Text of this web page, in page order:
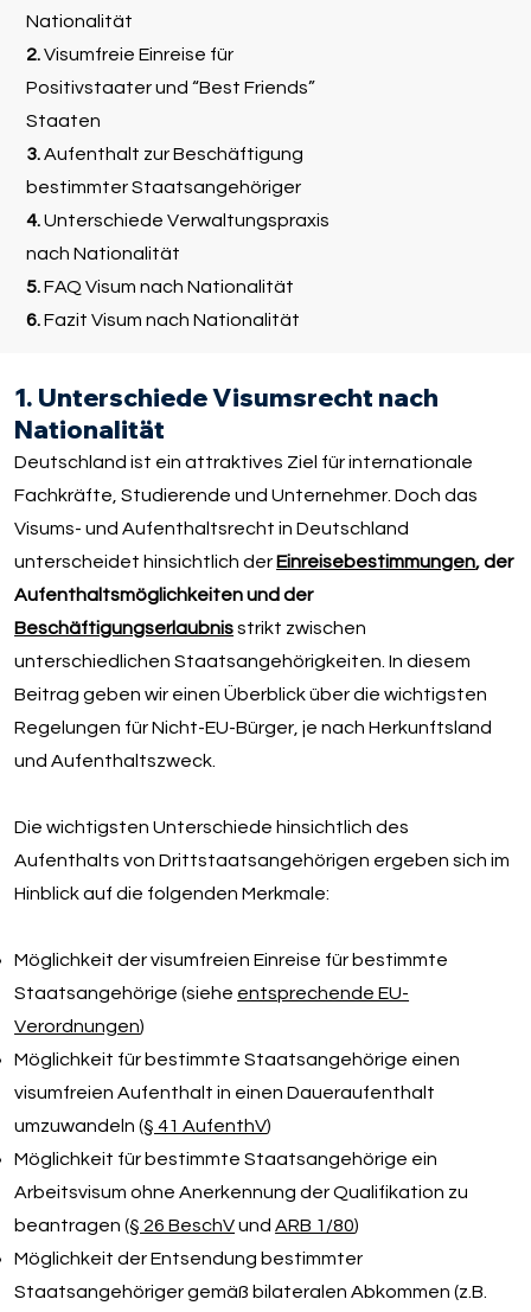
Nationalität
2.Visumfreie Einreise für
Positivstaater und “Best Friends”
Staaten
3.Aufenthalt zur Beschäftigung
bestimmter Staatsangehöriger
4.Unterschiede Verwaltungspraxis
nach Nationalität
5.FAQ Visum nach Nationalität
6.Fazit Visum nach Nationalität
1. Unterschiede Visumsrecht nach
Nationalität
Deutschland ist ein attraktives Ziel für internationale
Fachkräfte, Studierende und Unternehmer. Doch das
Visums- und Aufenthaltsrecht in Deutschland
unterscheidet hinsichtlich der Einreisebestimmungen, der
Aufenthaltsmöglichkeiten und der
Beschäftigungserlaubnisstrikt zwischen
unterschiedlichen Staatsangehörigkeiten. In diesem
Beitrag geben wir einen Überblick über die wichtigsten
Regelungen für Nicht-EU-Bürger, je nach Herkunftsland
und Aufenthaltszweck.
Die wichtigsten Unterschiede hinsichtlich des
Aufenthalts von Drittstaatsangehörigen ergeben sich im
Hinblick auf die folgenden Merkmale:
Möglichkeit der visumfreien Einreise für bestimmte
Staatsangehörige (siehe entsprechende EU-
Verordnungen)
Möglichkeit für bestimmte Staatsangehörige einen
visumfreien Aufenthalt in einen Daueraufenthalt
umzuwandeln (§ 41 AufenthV)
Möglichkeit für bestimmte Staatsangehörige ein
Arbeitsvisum ohne Anerkennung der Qualifikation zu
beantragen (§ 26 BeschVundARB 1/80)
Möglichkeit der Entsendung bestimmter
Staatsangehöriger gemäß bilateralen Abkommen (z.B.